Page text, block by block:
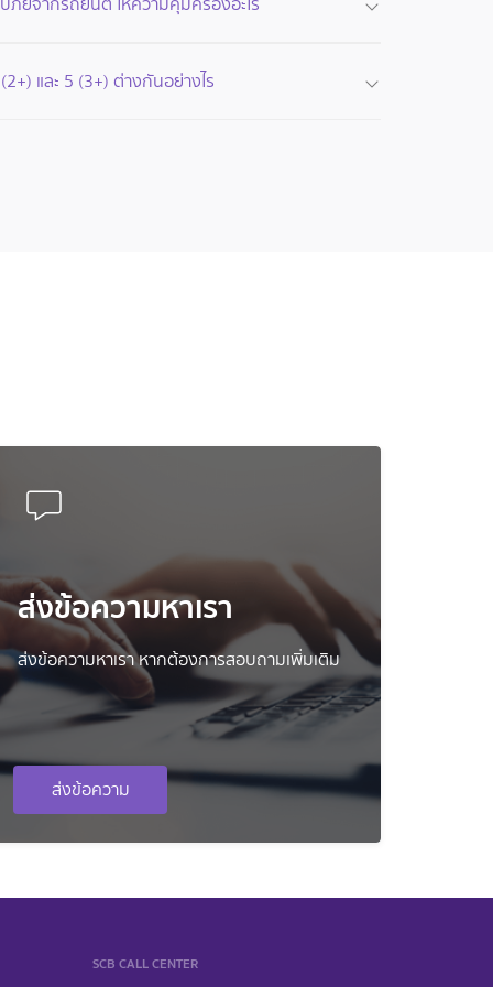
และ 5 (3+) ต่างกันอย่างไร
ส่งข้อความหาเรา
ส่งข้อความหาเรา หากต้องการสอบถามเพิ่มเติม
ส่งข้อความ
SCB CALL CENTER